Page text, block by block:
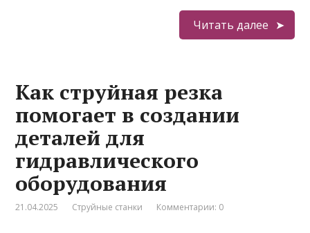
Читать далее
Как струйная резка
помогает в создании
деталей для
гидравлического
оборудования
21.04.2025 Струйные станки Комментарии: 0